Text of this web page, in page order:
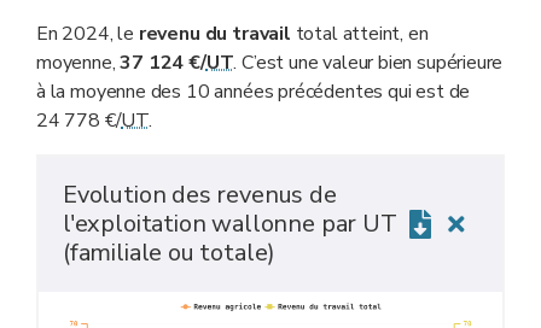
En 2024, le revenu du travail total atteint, en
moyenne,37 124 €/UT. C’est une valeur bien supérieure
à la moyenne des 10 années précédentes qui est de
24 778 €/UT.
Evolution des revenus de
l'exploitation wallonne par UT
(familiale ou totale)